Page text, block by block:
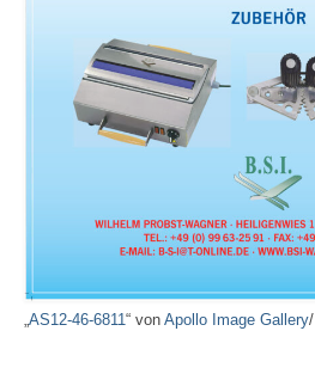
„AS12-46-6811“ von Apollo Image Gallery/